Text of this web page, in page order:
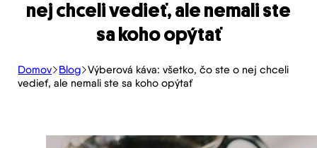
nej chceli vedieť, ale nemali ste
sa koho opýtať
Domov Blog Výberová káva: všetko, čo ste o nej chceli
vedieť, ale nemali ste sa koho opýtať